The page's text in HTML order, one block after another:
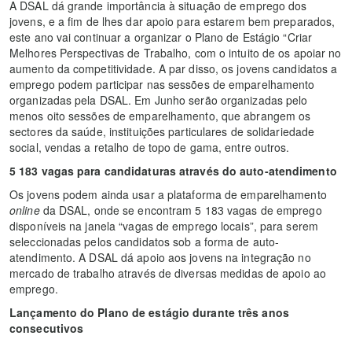
A DSAL dá grande importância à situação de emprego dos
jovens, e a fim de lhes dar apoio para estarem bem preparados,
este ano vai continuar a organizar o Plano de Estágio “Criar
Melhores Perspectivas de Trabalho, com o intuito de os apoiar no
aumento da competitividade. A par disso, os jovens candidatos a
emprego podem participar nas sessões de emparelhamento
organizadas pela DSAL. Em Junho serão organizadas pelo
menos oito sessões de emparelhamento, que abrangem os
sectores da saúde, instituições particulares de solidariedade
social, vendas a retalho de topo de gama, entre outros.
5 183 vagas para candidaturas através do auto-atendimento
Os jovens podem ainda usar a plataforma de emparelhamento
onlineda DSAL, onde se encontram 5 183 vagas de emprego
disponíveis na janela “vagas de emprego locais”, para serem
seleccionadas pelos candidatos sob a forma de auto-
atendimento. A DSAL dá apoio aos jovens na integração no
mercado de trabalho através de diversas medidas de apoio ao
emprego.
Lançamento do Plano de estágio durante três anos
consecutivos